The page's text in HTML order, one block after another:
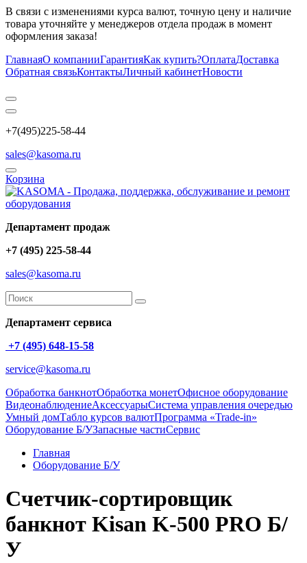
В связи с изменениями курса валют, точную цену и наличие
товара уточняйте у менеджеров отдела продаж в момент
оформления заказа!
ГлавнаяО компанииГарантияКак купить?ОплатаДоставка
Обратная связьКонтактыЛичный кабинетНовости
+7(495)225-58-44
sales@kasoma.ru
Корзина
Департамент продаж
+7 (495) 225-58-44
sales@kasoma.ru
Департамент сервиса
+7 (495) 648-15-58
service@kasoma.ru
Обработка банкнотОбработка монетОфисное оборудование
ВидеонаблюдениеАксессуарыСистема управления очередью
Умный домТабло курсов валютПрограмма «Trade-in»
Оборудование Б/УЗапасные частиСервис
Главная
Оборудование Б/У
Счетчик-сортировщик
банкнот Kisan K-500 PRO Б/
У